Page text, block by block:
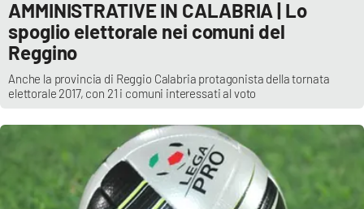
AMMINISTRATIVE IN CALABRIA | Lo
spoglio elettorale nei comuni del
Reggino
Anche la provincia di Reggio Calabria protagonista della tornata
elettorale 2017, con 21 i comuni interessati al voto